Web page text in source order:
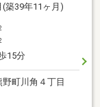
(築39年11ヶ月)
15分
町川角４丁目